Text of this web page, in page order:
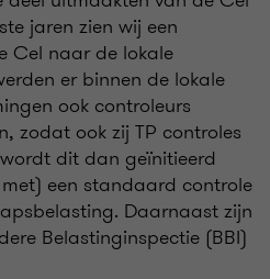
jaren zien wij een
Cel naar de lokale
er binnen de lokale
ook controleurs
zodat ook zij TP controles
dit dan geïnitieerd
een standaard controle
Daarnaast zijn
Belastinginspectie (BBI)